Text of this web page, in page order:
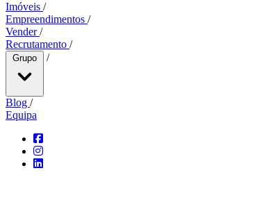
Imóveis /
Empreendimentos /
Vender/
Recrutamento /
Grupo /
Blog /
Equipa